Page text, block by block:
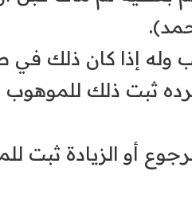
لمن وهب وله إذا كان
ثبت ذلك للموهوب
قبله أي قبل الرجوع أو الزيادة